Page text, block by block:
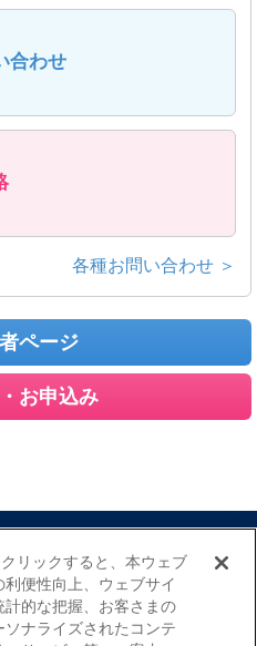
合わせ
各種お問い合わせ ＞
ページ
お申込み
リシー
取扱いについて）
リックすると、本ウェブ
便性向上、ウェブサイ
計的な把握、お客さまの
ナライズされたコンテ